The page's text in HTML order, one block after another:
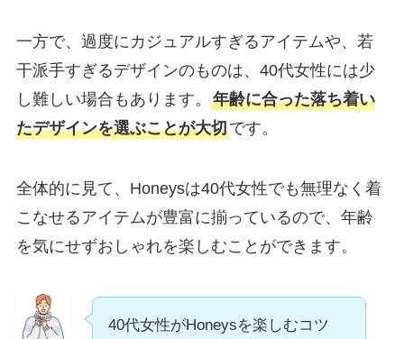
一方で、過度にカジュアルすぎるアイテムや、若
干派手すぎるデザインのものは、40代女性には少
し難しい場合もあります。 年齢に合った落ち着い
たデザインを選ぶことが大切です。
全体的に見て、Honeysは40代女性でも無理なく着
こなせるアイテムが豊富に揃っているので、年齢
を気にせずおしゃれを楽しむことができます。
40代女性がHoneysを楽しむコツ